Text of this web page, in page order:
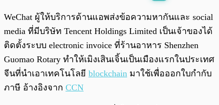
พร้อมเล่น 0:00
WeChat ผู้ให้บริการด้านแอพส่งข้อความหากันและ social
media ที่มีบริษัท Tencent Holdings Limited เป็นเจ้าของได้
ติดตั้งระบบ electronic invoice ที่ร้านอาหาร Shenzhen
Guomao Rotary ทำให้เมิงเสินเจิ้นเป็นเมืองแรกในประเทศ
จีนที่นำเอาเทคโนโลยี blockchain มาใช้เพื่อออกใบกำกับ
ภาษี อ้างอิงจาก CCN